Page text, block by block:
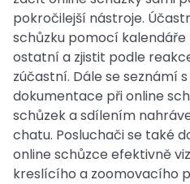
pokročilejší nástroje.
schůzku pomocí
ostatní a zjistit podle
zúčastní. Dále se seznámí
dokumentace při online
schůzek a sdílením
chatu. Posluchači se také
online schůzce efektivně
kreslícího a zoomovacího